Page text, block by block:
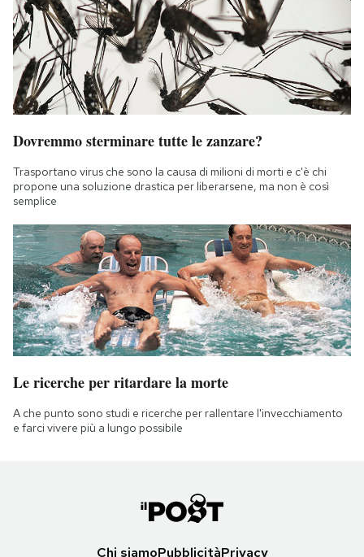
Dovremmo sterminare tutte le zanzare?
Trasportano virus che sono la causa di milioni di morti e c'è chi
propone una soluzione drastica per liberarsene, ma non è così
semplice
Le ricerche per ritardare la morte
A che punto sono studi e ricerche per rallentare l'invecchiamento
e farci vivere più a lungo possibile
Chi siamoPubblicitàPrivacy